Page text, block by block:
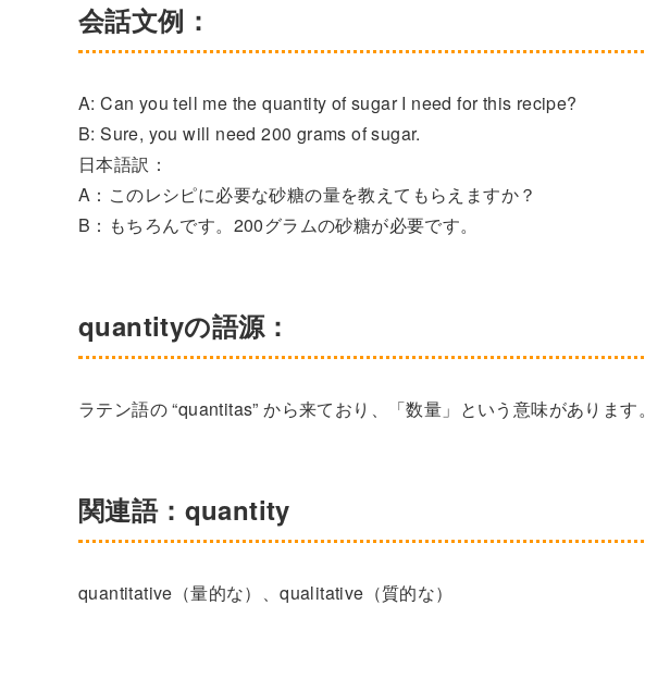
会話文例：
A: Can you tell me the quantity of sugar I need for this recipe?
B: Sure, you will need 200 grams of sugar.
日本語訳：
A：このレシピに必要な砂糖の量を教えてもらえますか？
B：もちろんです。200グラムの砂糖が必要です。
quantityの語源：
ラテン語の “quantitas” から来ており、「数量」という意味があります。
関連語：quantity
quantitative（量的な）、qualitative（質的な）